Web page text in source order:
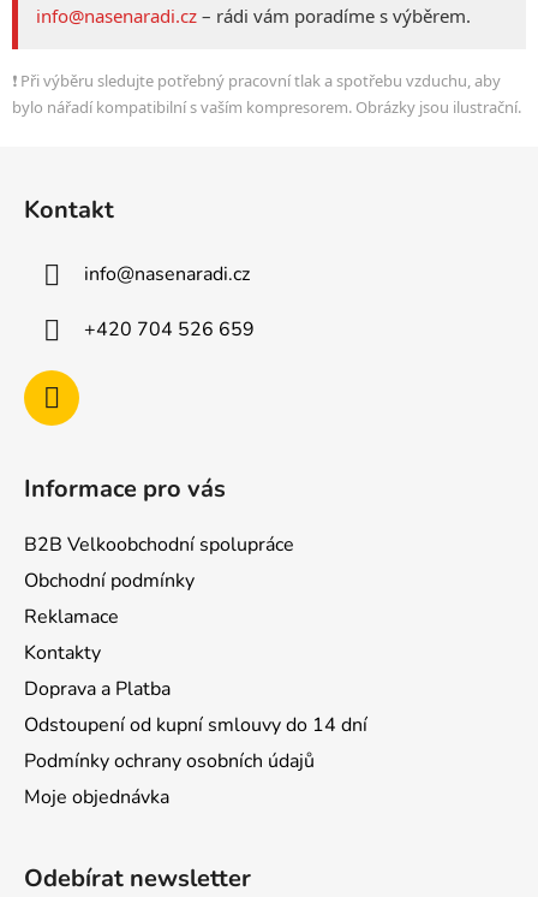
info@nasenaradi.cz – rádi vám poradíme s výběrem.
❗ Při výběru sledujte potřebný pracovní tlak a spotřebu vzduchu, aby
bylo nářadí kompatibilní s vaším kompresorem. Obrázky jsou ilustrační.
Kontakt
info@nasenaradi.cz
+420 704 526 659
Informace pro vás
B2B Velkoobchodní spolupráce
Obchodní podmínky
Reklamace
Kontakty
Doprava a Platba
Odstoupení od kupní smlouvy do 14 dní
Podmínky ochrany osobních údajů
Moje objednávka
Odebírat newsletter